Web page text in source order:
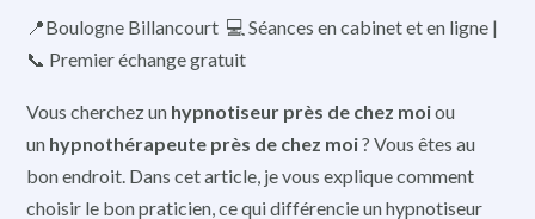
📍Boulogne Billancourt 💻 Séances en cabinet et en ligne |
📞 Premier échange gratuit
Vous cherchez un hypnotiseur près de chez moiou
un hypnothérapeute près de chez moi? Vous êtes au
bon endroit. Dans cet article, je vous explique comment
choisir le bon praticien, ce qui différencie un hypnotiseur